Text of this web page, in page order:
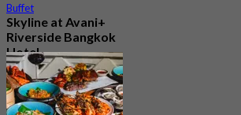
Buffet
Skyline at Avani+
Riverside Bangkok
Hotel
4.6
2.3K Réservé
De฿ 450